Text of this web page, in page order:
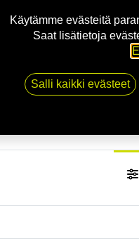
Käytämme evästeitä
Saat lisätietoja
Salli kaikki evästeet